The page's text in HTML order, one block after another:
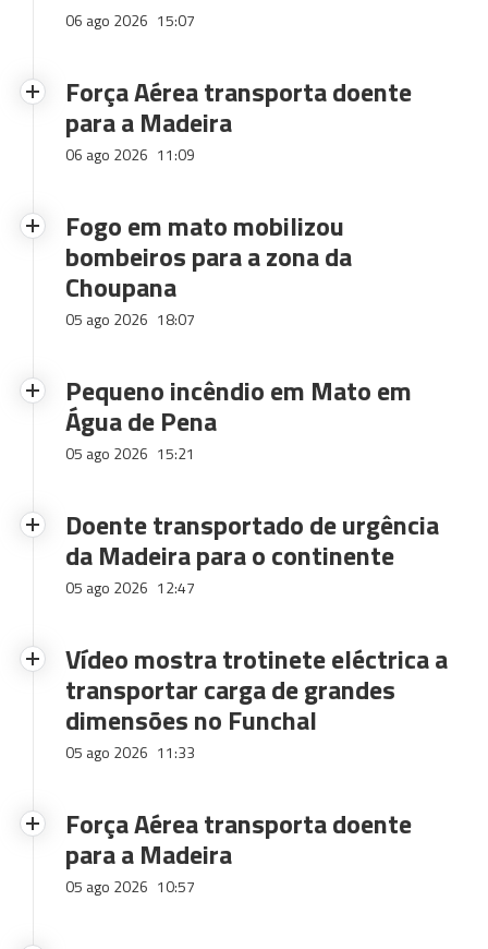
06 ago 2026 15:07
Força Aérea transporta doente
para a Madeira
06 ago 2026 11:09
Fogo em mato mobilizou
bombeiros para a zona da
Choupana
05 ago 2026 18:07
Pequeno incêndio em Mato em
Água de Pena
05 ago 2026 15:21
Doente transportado de urgência
da Madeira para o continente
05 ago 2026 12:47
Vídeo mostra trotinete eléctrica a
transportar carga de grandes
dimensões no Funchal
05 ago 2026 11:33
Força Aérea transporta doente
para a Madeira
05 ago 2026 10:57